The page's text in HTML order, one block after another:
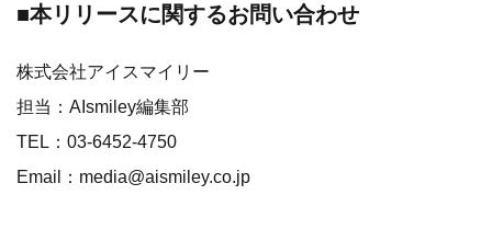
■本リリースに関するお問い合わせ
株式会社アイスマイリー
担当：AIsmiley編集部
TEL：03-6452-4750
Email：media@aismiley.co.jp